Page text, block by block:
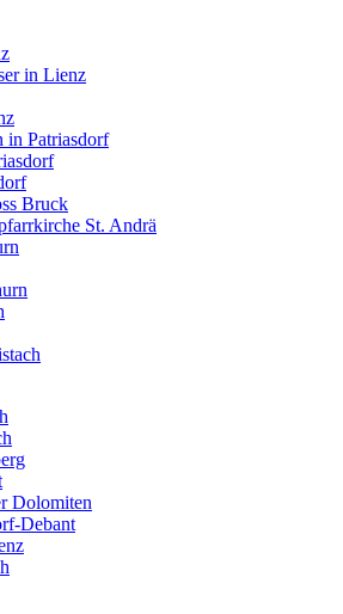
in Lienz
in Patriasdorf
Bruck
St. Andrä
Dolomiten
Debant